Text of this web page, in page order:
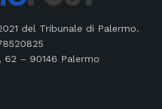
del Tribunale di Palermo.
62 – 90146 Palermo